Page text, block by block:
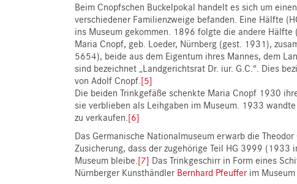
Beim Cnopfschen Buckelpokal handelt es sich um
verschiedener Familienzweige befanden. Eine Hälfte
ins Museum gekommen. 1896 folgte die andere
Maria Cnopf, geb. Loeder, Nürnberg (gest. 1931),
5654), beide aus dem Eigentum ihres Mannes, dem
sind bezeichnet „Landgerichtsrat Dr. iur. G.C.“. Dies
von Adolf Cnopf.[5]
Die beiden Trinkgefäße schenkte Maria Cnopf 1930
sie verblieben als Leihgaben im Museum. 1933
zu verkaufen.[6]
Das Germanische Nationalmuseum erwarb die
Zusicherung, dass der zugehörige Teil HG 3999
Museum bleibe.[7] Das Trinkgeschirr in Form eines
Nürnberger Kunsthändler Bernhard Pfeufferim